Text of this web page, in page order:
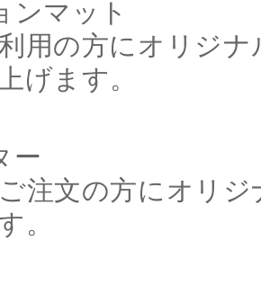
ンマット
用の方にオリジ
げます。
ー
注文の方にオリ
。